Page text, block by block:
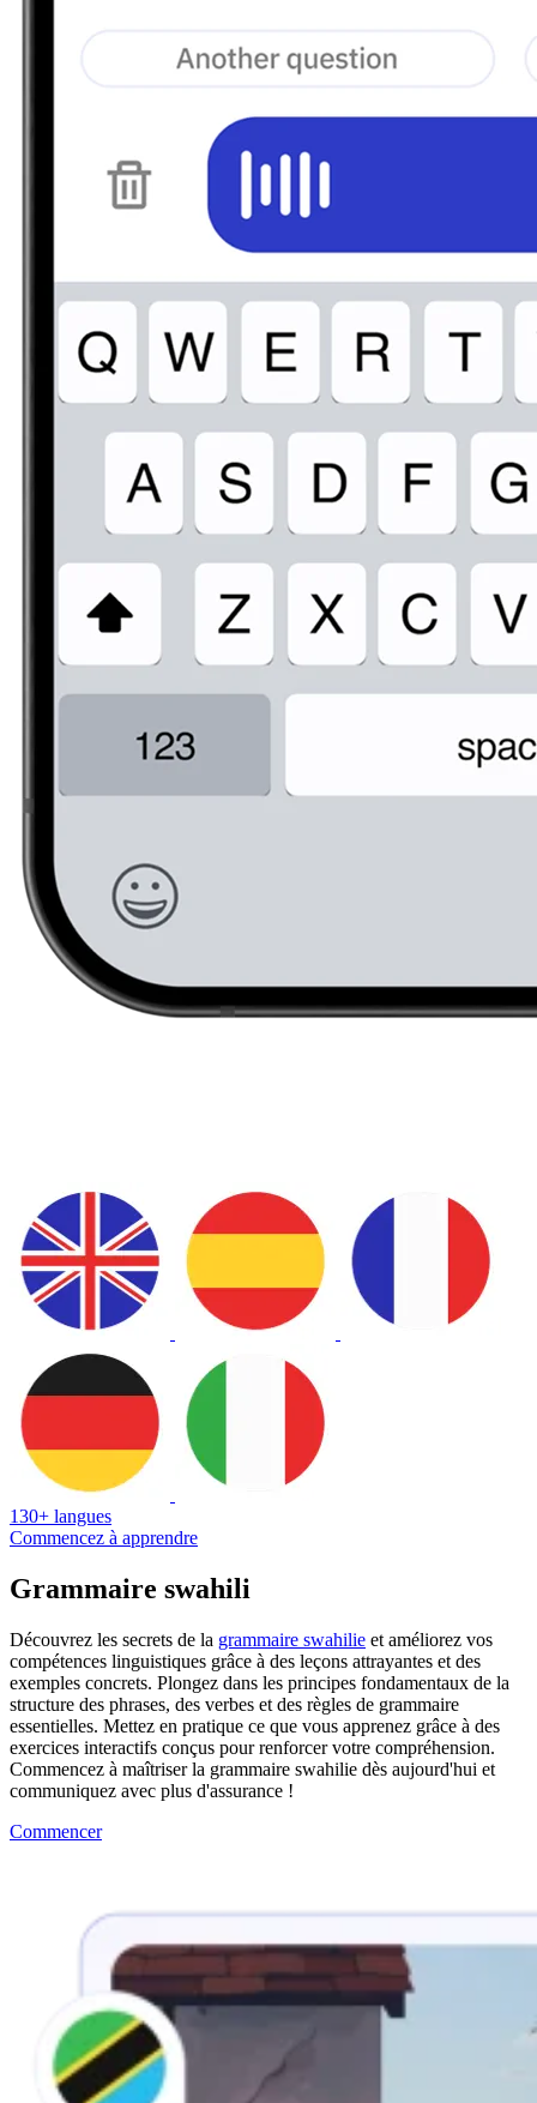
130+ langues
Commencez à apprendre
Grammaire swahili
Découvrez les secrets de la grammaire swahilie et améliorez vos
compétences linguistiques grâce à des leçons attrayantes et des
exemples concrets. Plongez dans les principes fondamentaux de la
structure des phrases, des verbes et des règles de grammaire
essentielles. Mettez en pratique ce que vous apprenez grâce à des
exercices interactifs conçus pour renforcer votre compréhension.
Commencez à maîtriser la grammaire swahilie dès aujourd'hui et
communiquez avec plus d'assurance !
Commencer